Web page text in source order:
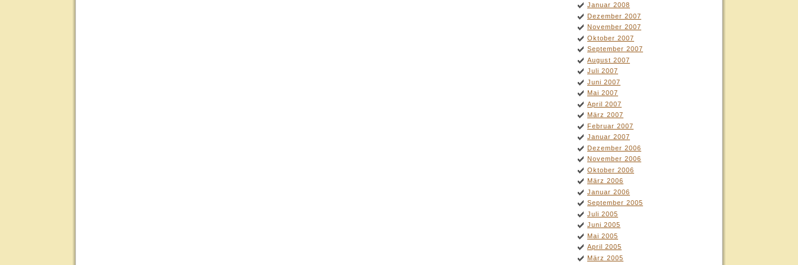
Januar 2008
Dezember 2007
November 2007
Oktober 2007
September 2007
August 2007
Juli 2007
Juni 2007
Mai 2007
April 2007
März 2007
Februar 2007
Januar 2007
Dezember 2006
November 2006
Oktober 2006
März 2006
Januar 2006
September 2005
Juli 2005
Juni 2005
Mai 2005
April 2005
März 2005